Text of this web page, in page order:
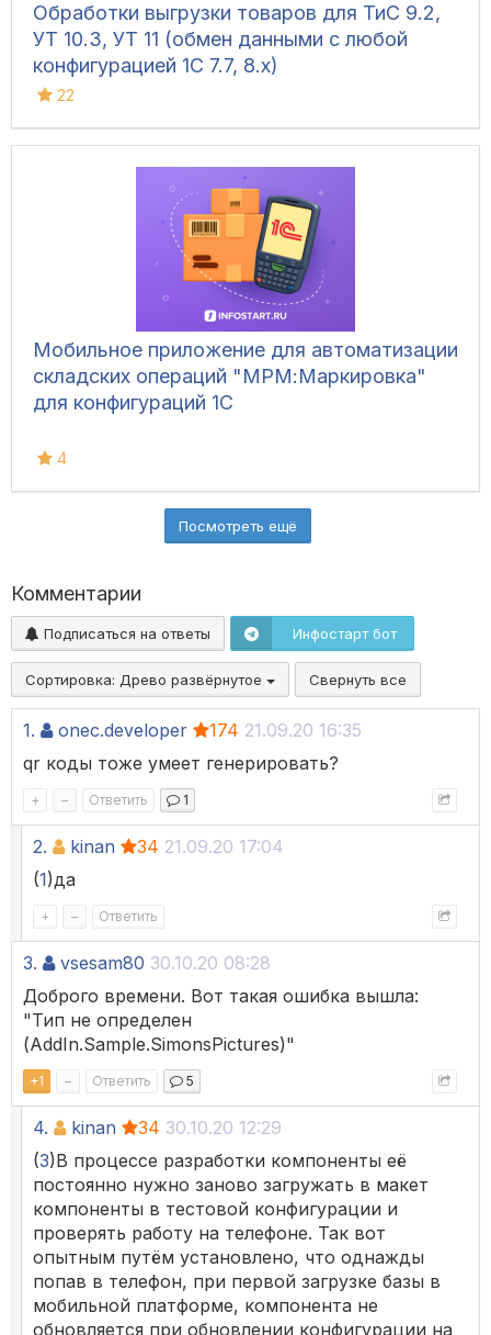
Обработки выгрузки товаров для ТиС 9.2,
УТ 10.3, УТ 11 (обмен данными с любой
конфигурацией 1С 7.7, 8.х)
22
Мобильное приложение для автоматизации
складских операций "МРМ:Маркировка"
для конфигураций 1С
4
Посмотреть ещё
Комментарии
Подписаться на ответы Инфостарт бот
Сортировка: Древо развёрнутое Свернуть все
1. onec.developer 174 21.09.20 16:35
qr коды тоже умеет генерировать?
+ – Ответить 1
2. kinan 34 21.09.20 17:04
(1)да
+ – Ответить
3. vsesam80 30.10.20 08:28
Доброго времени. Вот такая ошибка вышла:
"Тип не определен
(AddIn.Sample.SimonsPictures)"
+1 – Ответить 5
4. kinan 34 30.10.20 12:29
(3)В процессе разработки компоненты её
постоянно нужно заново загружать в макет
компоненты в тестовой конфигурации и
проверять работу на телефоне. Так вот
опытным путём установлено, что однажды
попав в телефон, при первой загрузке базы в
мобильной платформе, компонента не
обновляется при обновлении конфигурации на